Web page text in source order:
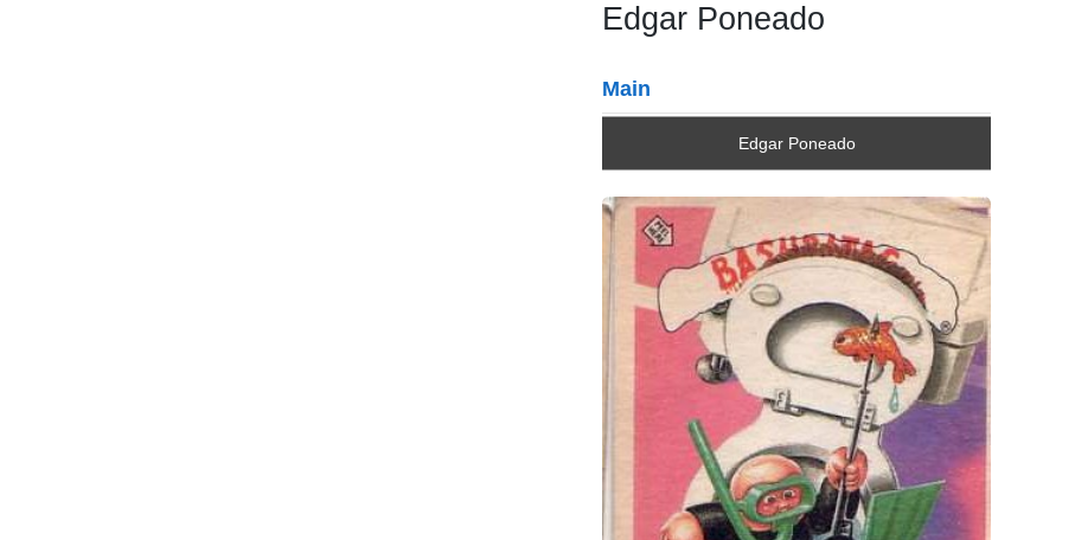
Edgar Poneado
Main
Edgar Poneado